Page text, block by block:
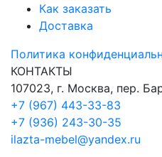
Как заказать
Доставка
Политика
КОНТАКТЫ
107023, г. Москва, пер.
+7 (967) 443-33-83
+7 (936) 243-30-35
ilazta-mebel@yandex.ru